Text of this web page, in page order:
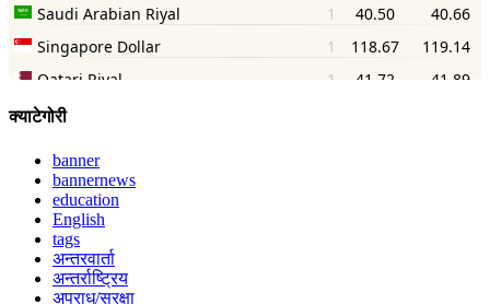
क्याटेगोरी
banner
bannernews
education
English
tags
अन्तरवार्ता
अन्तर्राष्ट्रिय
अपराध/सुरक्षा